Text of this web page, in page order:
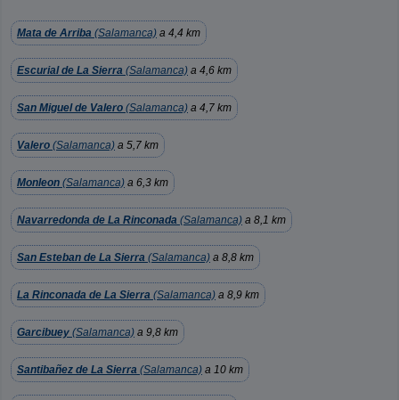
Mata de Arriba (Salamanca) a 4,4 km
Escurial de La Sierra (Salamanca) a 4,6 km
San Miguel de Valero (Salamanca) a 4,7 km
Valero (Salamanca) a 5,7 km
Monleon (Salamanca) a 6,3 km
Navarredonda de La Rinconada (Salamanca) a 8,1 km
San Esteban de La Sierra (Salamanca) a 8,8 km
La Rinconada de La Sierra (Salamanca) a 8,9 km
Garcibuey (Salamanca) a 9,8 km
Santibañez de La Sierra (Salamanca) a 10 km